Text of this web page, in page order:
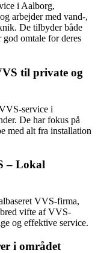
i Aalborg,
arbejder med vand-,
De tilbyder både
omtale for deres
til private og
service i
De har fokus på
med alt fra installation
– Lokal
VVS-firma,
vifte af VVS-
og effektive service.
i området